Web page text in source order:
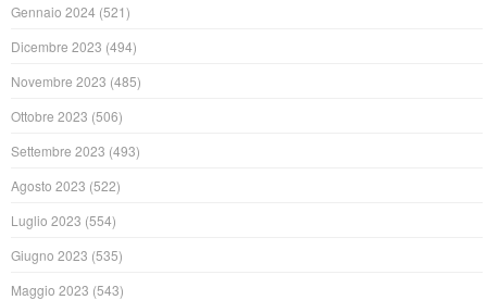
Gennaio 2024 (521)
Dicembre 2023 (494)
Novembre 2023 (485)
Ottobre 2023 (506)
Settembre 2023 (493)
Agosto 2023 (522)
Luglio 2023 (554)
Giugno 2023 (535)
Maggio 2023 (543)